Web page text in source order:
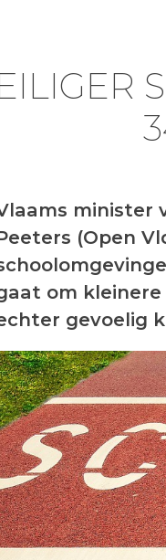
minister
(Open
om
gevoelig